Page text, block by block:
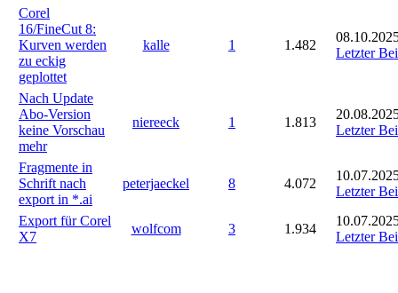
Corel
16/FineCut 8:
Kurven werden
zu eckig
geplottet
kalle 1 1.482
Letzter
Nach Update
Abo-Version
keine Vorschau
mehr
niereeck 1 1.813
Letzter
Fragmente in
Schrift nach
export in *.ai
peterjaeckel 8 4.072
Letzter
Export für Corel
X7
wolfcom 3 1.934
Letzter